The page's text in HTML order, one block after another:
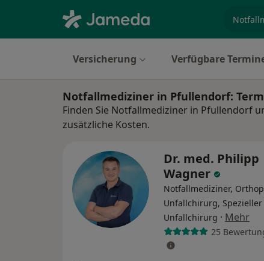
Versicherung Verfügbare
Notfallmediziner in Pfullendorf:
Finden Sie Notfallmediziner in Pfullendorf
zusätzliche Kosten.
Dr. med. Philipp
Wagner
Notfallmediziner,
Unfallchirurg, Spezieller
Unfallchirurg · Mehr
25